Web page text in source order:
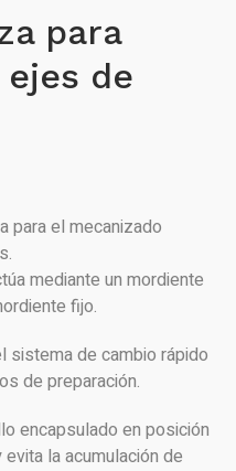
para
de
para el mecanizado
mediante un mordiente
fijo.
sistema de cambio rápido
de preparación.
encapsulado en posición
la acumulación de